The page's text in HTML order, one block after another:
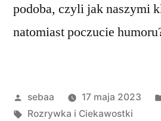
podoba, czyli jak naszymi
natomiast poczucie
Posted
by
sebaa 17 maja 2023
Tagi:
Rozrywka i Ciekawostki